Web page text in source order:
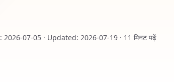
: 2026-07-05 · Updated: 2026-07-19 · 11 मिनट पढ़ें